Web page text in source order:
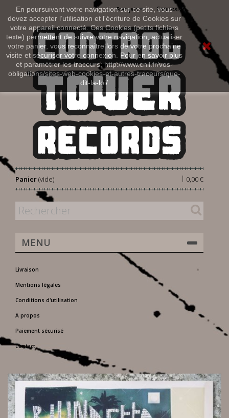
En poursuivant votre navigation sur ce site, vous
devez accepter l’utilisation et l'écriture de Cookies sur
votre appareil connecté. Ces Cookies (petits fichiers
texte) permettent de suivre votre navigation, actualiser
votre panier, vous reconnaitre lors de votre prochaine
visite et sécuriser votre connexion. Pour en savoir plus
et paramétrer les traceurs: http://www.cnil.fr/vos-
obligations/sites-web-cookies-et-autres-traceurs/que-
dit-la-loi/
Connexion
Français
Panier 0,00 €
|
(vide)
MENU
Livraison
Mentions légales
Conditions d'utilisation
A propos
Paiement sécurisé
Contact